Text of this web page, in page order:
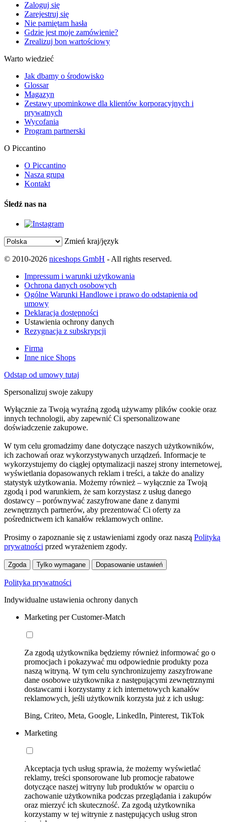
Zaloguj się
Zarejestruj się
Nie pamiętam hasła
Gdzie jest moje zamówienie?
Zrealizuj bon wartościowy
Warto wiedzieć
Jak dbamy o środowisko
Glossar
Magazyn
Zestawy upominkowe dla klientów korporacyjnych i
prywatnych
Wycofania
Program partnerski
O Piccantino
O Piccantino
Nasza grupa
Kontakt
Śledź nas na
Zmień kraj/język
© 2010-2026 niceshops GmbH - All rights reserved.
Impressum i warunki użytkowania
Ochrona danych osobowych
Ogólne Warunki Handlowe i prawo do odstąpienia od
umowy
Deklaracja dostępności
Ustawienia ochrony danych
Rezygnacja z subskrypcji
Firma
Inne nice Shops
Odstąp od umowy tutaj
Spersonalizuj swoje zakupy
Wyłącznie za Twoją wyraźną zgodą używamy plików cookie oraz
innych technologii, aby zapewnić Ci spersonalizowane
doświadczenie zakupowe.
W tym celu gromadzimy dane dotyczące naszych użytkowników,
ich zachowań oraz wykorzystywanych urządzeń. Informacje te
wykorzystujemy do ciągłej optymalizacji naszej strony internetowej,
wyświetlania dopasowanych reklam i treści, a także do analizy
statystyk użytkowania. Możemy również – wyłącznie za Twoją
zgodą i pod warunkiem, że sam korzystasz z usług danego
dostawcy – porównywać zaszyfrowane dane z danymi
zewnętrznych partnerów, aby prezentować Ci oferty za
pośrednictwem ich kanałów reklamowych online.
Prosimy o zapoznanie się z ustawieniami zgody oraz naszą Polityką
prywatności przed wyrażeniem zgody.
Zgoda Tylko wymagane Dopasowanie ustawień
Polityka prywatności
Indywidualne ustawienia ochrony danych
Marketing per Customer-Match
Za zgodą użytkownika będziemy również informować go o
promocjach i pokazywać mu odpowiednie produkty poza
naszą witryną. W tym celu synchronizujemy zaszyfrowane
dane osobowe użytkownika z następującymi zewnętrznymi
dostawcami i korzystamy z ich internetowych kanałów
reklamowych, jeśli użytkownik korzysta już z ich usług:
Bing, Criteo, Meta, Google, LinkedIn, Pinterest, TikTok
Marketing
Akceptacja tych usług sprawia, że możemy wyświetlać
reklamy, treści sponsorowane lub promocje rabatowe
dotyczące naszej witryny lub produktów w oparciu o
zachowanie użytkownika podczas przeglądania i zakupów
oraz mierzyć ich skuteczność. Za zgodą użytkownika
korzystamy w tej witrynie z następujących usług stron